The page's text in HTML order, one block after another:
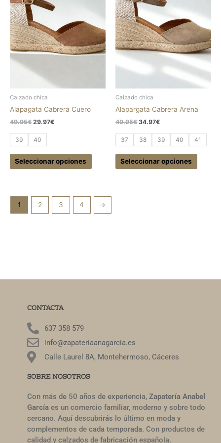
Calzado chica
Alapagata Cabrera Cuero
49.95€
49.95€.
29.97€
29.97€.
39 40
Seleccionar opciones
múltiples
variantes.
Las
opciones
se
producto
Calzado chica
Alapargata Cabrera Arena
49.95€
49.95€.
34.97€
34.97€.
37 38 39 40 41
Seleccionar opciones
Las
se
pueden
elegir
1 2 3 4 →
CONTACTA
637 358 579
info@zapateriaanagarcia.es
Calle Laurel 8A, Montehermoso, Cáceres
SOBRE NOSOTROS
Con más de 50 años de experiencia, Zapatería Anabel
García es un comercio familiar, moderno y sobre todo
cercano. Aquí descubrirás lo último en moda y
complementos de cada temporada. Con productos de
calidad y calzados de fabricación española.